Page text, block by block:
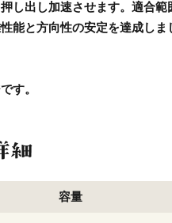
し出し加速させます。適合範
能と方向性の安定を達成しま
す。
容量